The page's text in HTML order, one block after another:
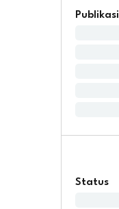
Publikasi
Status